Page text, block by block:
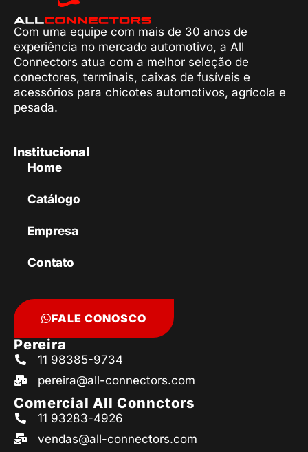
Com uma equipe com mais de 30 anos de
experiência no mercado automotivo, a All
Connectors atua com a melhor seleção de
conectores, terminais, caixas de fusíveis e
acessórios para chicotes automotivos, agrícola e
pesada.
Institucional
Home
Catálogo
Empresa
Contato
FALE CONOSCO
Pereira
11 98385-9734
pereira@all-connectors.com
Comercial All Connctors
11 93283-4926
vendas@all-connectors.com